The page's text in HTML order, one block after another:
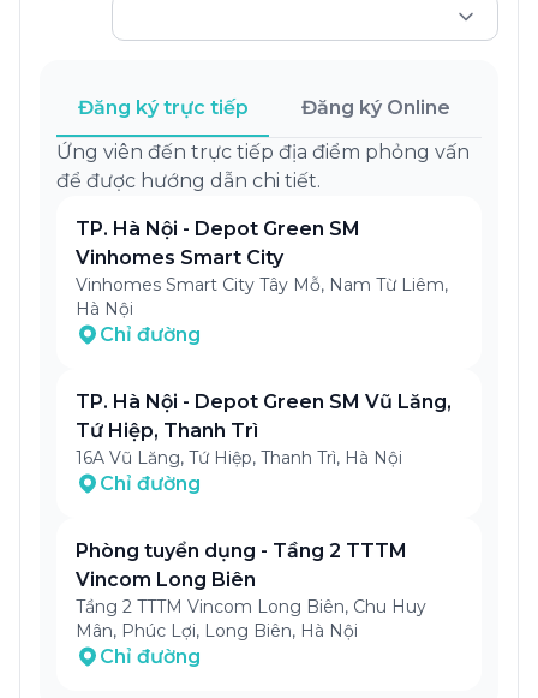
Đăng ký trực tiếp
Đăng ký Online
Ứng viên đến trực tiếp địa điểm phỏng vấn
để được hướng dẫn chi tiết.
TP. Hà Nội - Depot Green SM
Vinhomes Smart City
Vinhomes Smart City Tây Mỗ, Nam Từ Liêm,
Hà Nội
Chỉ đường
TP. Hà Nội - Depot Green SM Vũ Lăng,
Tứ Hiệp, Thanh Trì
16A Vũ Lăng, Tứ Hiệp, Thanh Trì, Hà Nội
Chỉ đường
Phòng tuyển dụng - Tầng 2 TTTM
Vincom Long Biên
Tầng 2 TTTM Vincom Long Biên, Chu Huy
Mân, Phúc Lợi, Long Biên, Hà Nội
Chỉ đường